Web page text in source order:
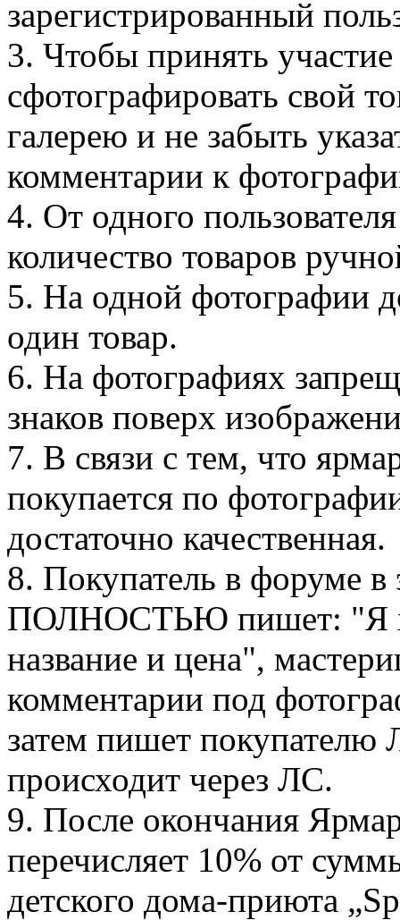
зарегистрированный
3. Чтобы принять
сфотографировать свой
галерею и не забыть
комментарии к
4. От одного
количество товаров
5. На одной фотографии
один товар.
6. На фотографиях
знаков поверх
7. В связи с тем, что
покупается по
достаточно качественная.
8. Покупатель в форуме
ПОЛНОСТЬЮ пишет: "Я
название и цена",
комментарии под
затем пишет покупателю
происходит через ЛС.
9. После окончания
перечисляет 10% от
детского дома-приюта